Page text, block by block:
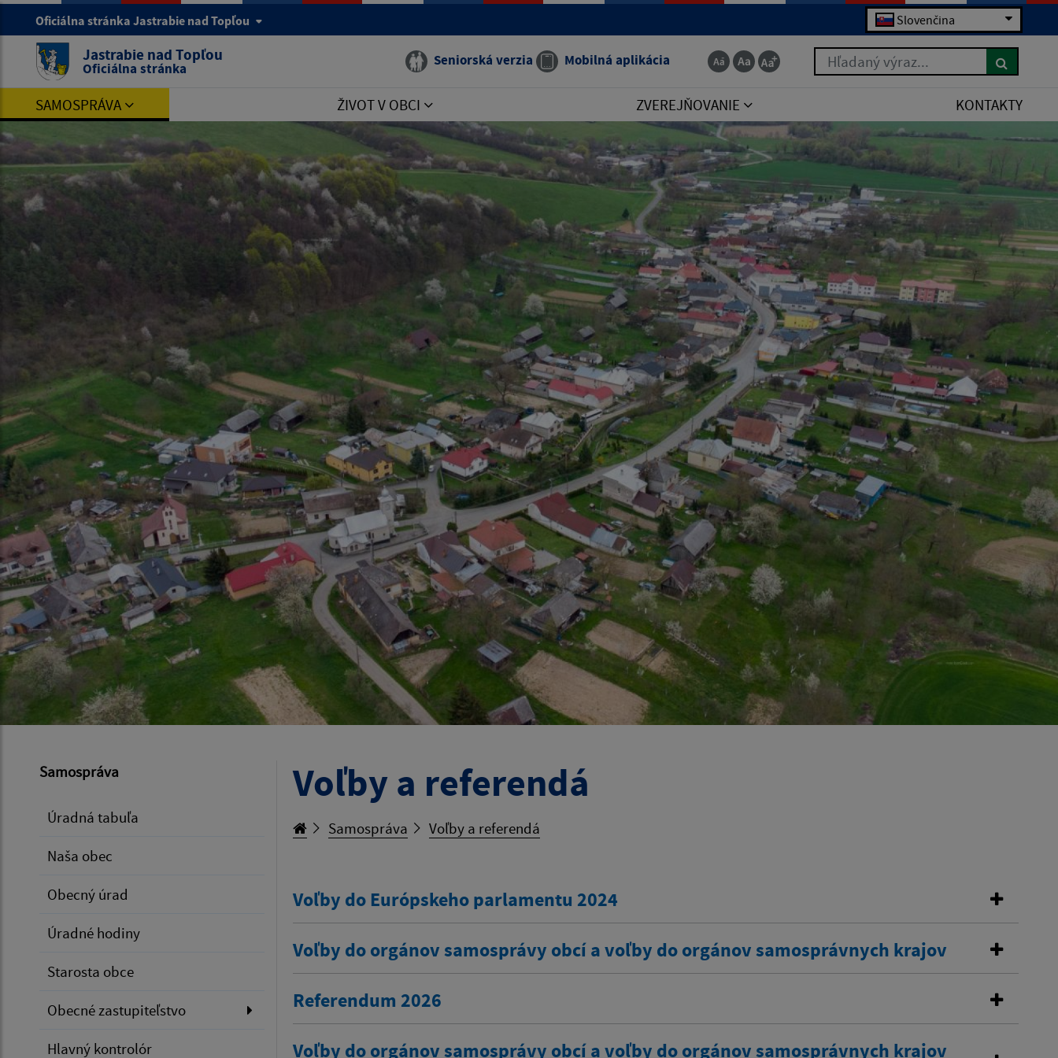
Oficiálna stránka Jastrabie nad Topľou Slovenčina
Jastrabie nad Topľou
Oficiálna stránka Seniorská verzia Mobilná aplikácia Hľadaný výraz...
SAMOSPRÁVA ŽIVOT V OBCI ZVEREJŇOVANIE KONTAKTY
Samospráva
Úradná tabuľa
Naša obec
Obecný úrad
Úradné hodiny
Starosta obce
Obecné zastupiteľstvo
Hlavný kontrolór
Voľby a referendá
Samospráva Voľby a referendá
Voľby do Európskeho parlamentu 2024
Voľby do orgánov samosprávy obcí a voľby do orgánov samosprávnych krajov
Referendum 2026
Voľby do orgánov samosprávy obcí a voľby do orgánov samosprávnych krajov